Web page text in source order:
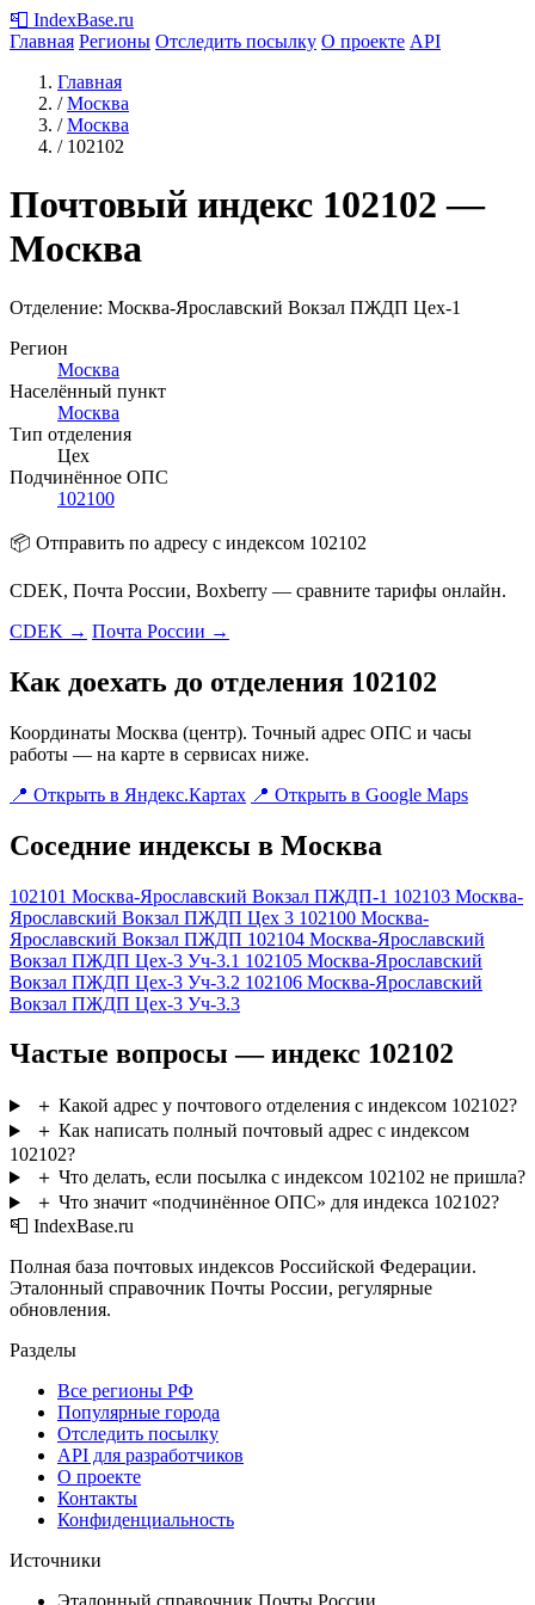
📮 IndexBase.ru
Главная Регионы Отследить посылку О проекте API
Главная
/ Москва
/ Москва
/ 102102
Почтовый индекс 102102 —
Москва
Отделение: Москва-Ярославский Вокзал ПЖДП Цех-1
Регион
Москва
Населённый пункт
Москва
Тип отделения
Цех
Подчинённое ОПС
102100
📦 Отправить по адресу с индексом 102102
CDEK, Почта России, Boxberry — сравните тарифы онлайн.
CDEK → Почта России →
Как доехать до отделения 102102
Координаты Москва (центр). Точный адрес ОПС и часы
работы — на карте в сервисах ниже.
📍 Открыть в Яндекс.Картах 📍 Открыть в Google Maps
Соседние индексы в Москва
102101 Москва-Ярославский Вокзал ПЖДП-1 102103 Москва-
Ярославский Вокзал ПЖДП Цех 3 102100 Москва-
Ярославский Вокзал ПЖДП 102104 Москва-Ярославский
Вокзал ПЖДП Цех-3 Уч-3.1 102105 Москва-Ярославский
Вокзал ПЖДП Цех-3 Уч-3.2 102106 Москва-Ярославский
Вокзал ПЖДП Цех-3 Уч-3.3
Частые вопросы — индекс 102102
＋ Какой адрес у почтового отделения с индексом 102102?
＋ Как написать полный почтовый адрес с индексом
102102?
＋ Что делать, если посылка с индексом 102102 не пришла?
＋ Что значит «подчинённое ОПС» для индекса 102102?
📮 IndexBase.ru
Полная база почтовых индексов Российской Федерации.
Эталонный справочник Почты России, регулярные
обновления.
Разделы
Все регионы РФ
Популярные города
Отследить посылку
API для разработчиков
О проекте
Контакты
Конфиденциальность
Источники